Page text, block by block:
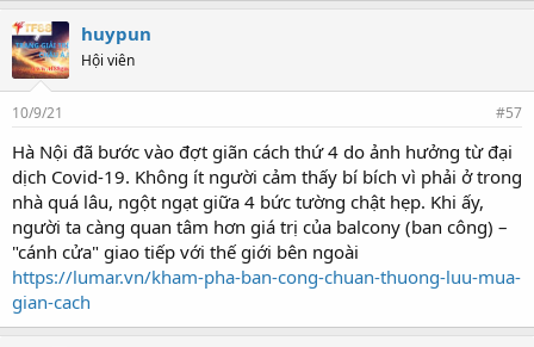
huypun
Hội viên
10/9/21 #57
Hà Nội đã bước vào đợt giãn cách thứ 4 do ảnh hưởng từ đại
dịch Covid-19. Không ít người cảm thấy bí bích vì phải ở trong
nhà quá lâu, ngột ngạt giữa 4 bức tường chật hẹp. Khi ấy,
người ta càng quan tâm hơn giá trị của balcony (ban công) –
"cánh cửa" giao tiếp với thế giới bên ngoài
https://lumar.vn/kham-pha-ban-cong-chuan-thuong-luu-mua-
gian-cach